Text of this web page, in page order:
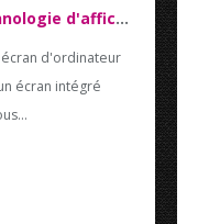
Qu'est-ce que la technologie d'affichage sRGB ?
d'ordinateur
écran intégré